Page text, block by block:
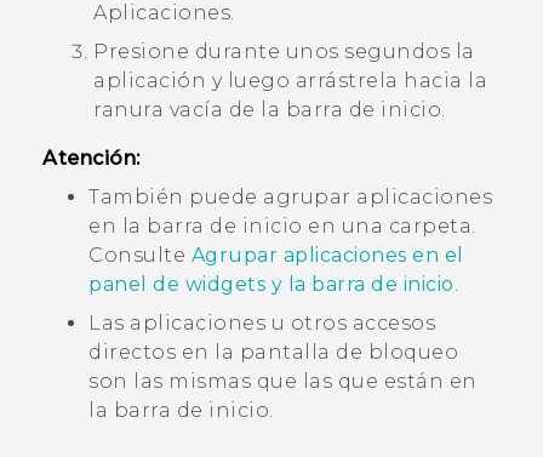
Aplicaciones.
Presione durante unos segundos la
aplicación y luego arrástrela hacia la
ranura vacía de la barra de inicio.
Atención:
También puede agrupar aplicaciones
en la barra de inicio en una carpeta.
Consulte Agrupar aplicaciones en el
panel de widgets y la barra de inicio.
Las aplicaciones u otros accesos
directos en la pantalla de bloqueo
son las mismas que las que están en
la barra de inicio.